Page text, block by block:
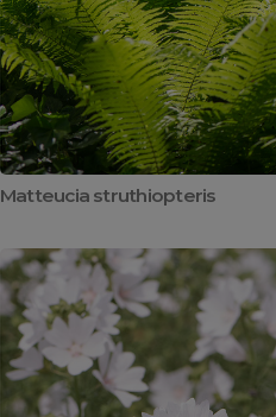
Matteucia struthiopteris